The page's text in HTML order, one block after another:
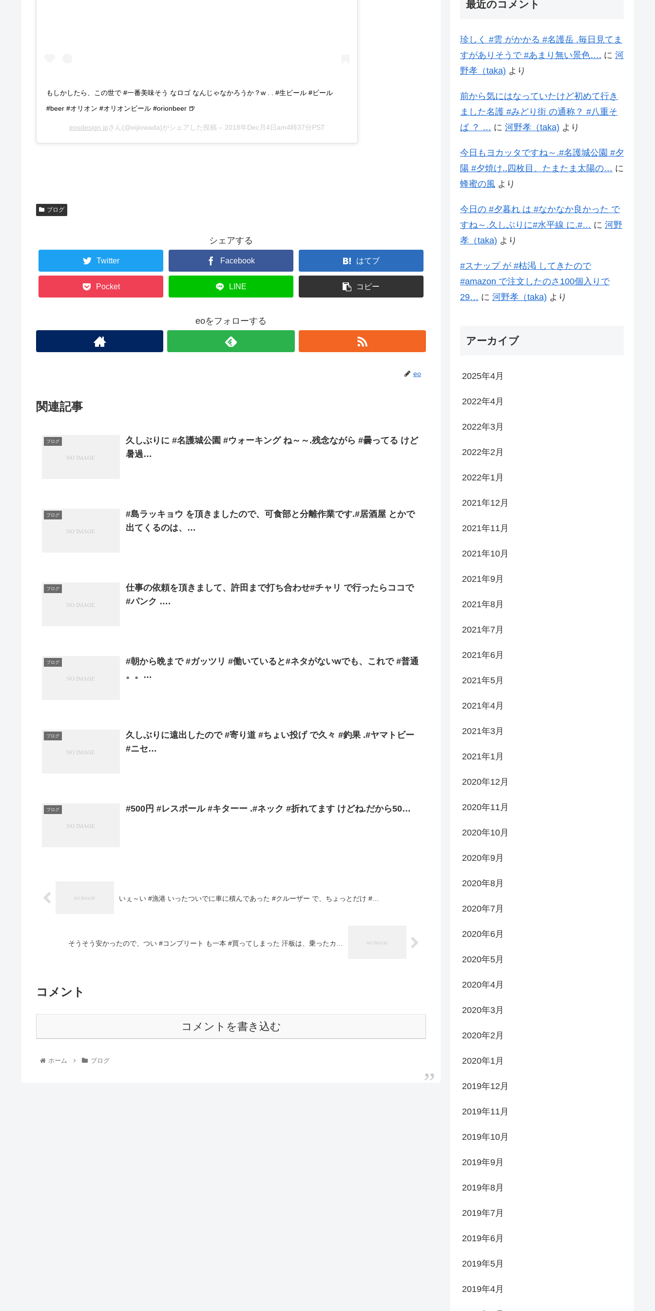
もしかしたら、この世で #一番美味そう なロゴ なんじゃなかろうか？w . . #生ビール #ビール
#beer #オリオン #オリオンビール #orionbeer 🍺
eosdesign.jpさん(@eijiowada)がシェアした投稿 – 2018年Dec月4日am4時37分PST
ブログ
シェアする
Twitter Facebook はてブ
Pocket LINE コピー
eoをフォローする
eo
関連記事
ブログ
久しぶりに #名護城公園 #ウォーキング ね～～.残念ながら #曇ってる けど
暑過…
ブログ
#島ラッキョウ を頂きましたので、可食部と分離作業です.#居酒屋 とかで
出てくるのは、…
ブログ
仕事の依頼を頂きまして、許田まで打ち合わせ#チャリ で行ったらココで
#パンク ….
ブログ
#朝から晩まで #ガッツリ #働いていると#ネタがないwでも、これで #普通
。。…
ブログ
久しぶりに遠出したので #寄り道 #ちょい投げ で久々 #釣果 .#ヤマトビー
#ニセ…
ブログ #500円 #レスポール #キターー .#ネック #折れてます けどね.だから50…
いぇ～い #漁港 いったついでに車に積んであった #クルーザー で、ちょっとだけ #…
そうそう安かったので、つい #コンプリート も一本 #買ってしまった 汗板は、乗ったカ…
コメント
コメントを書き込む
ホーム ブログ
最近のコメント
珍しく #雲 がかかる #名護岳 .毎日見てま
すがありそうで #あまり無い景色…. に 河
野孝（taka) より
前から気にはなっていたけど初めて行き
ました名護 #みどり街 の通称？ #八重そ
ば ？ … に 河野孝（taka) より
今日もヨカッタですね～.#名護城公園 #夕
陽 #夕焼け..四枚目、たまたま太陽の… に
蜂蜜の風 より
今日の #夕暮れ は #なかなか良かった で
すね～.久しぶりに#水平線 に.#… に 河野
孝（taka) より
#スナップ が #枯渇 してきたので
#amazon で注文したのさ100個入りで
29… に 河野孝（taka) より
アーカイブ
2025年4月
2022年4月
2022年3月
2022年2月
2022年1月
2021年12月
2021年11月
2021年10月
2021年9月
2021年8月
2021年7月
2021年6月
2021年5月
2021年4月
2021年3月
2021年1月
2020年12月
2020年11月
2020年10月
2020年9月
2020年8月
2020年7月
2020年6月
2020年5月
2020年4月
2020年3月
2020年2月
2020年1月
2019年12月
2019年11月
2019年10月
2019年9月
2019年8月
2019年7月
2019年6月
2019年5月
2019年4月